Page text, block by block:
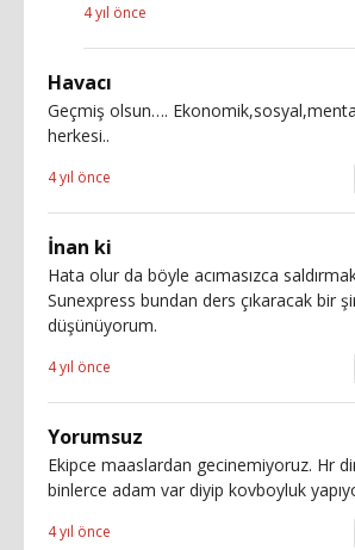
4 yıl önce
Havacı
Geçmiş olsun….
herkesi..
4 yıl önce
İnan ki
Hata olur da böyle acımasızca
Sunexpress bundan ders çıkaracak bir
düşünüyorum.
4 yıl önce
Yorumsuz
Ekipce maaslardan gecinemiyoruz. Hr
binlerce adam var diyip kovboyluk
4 yıl önce